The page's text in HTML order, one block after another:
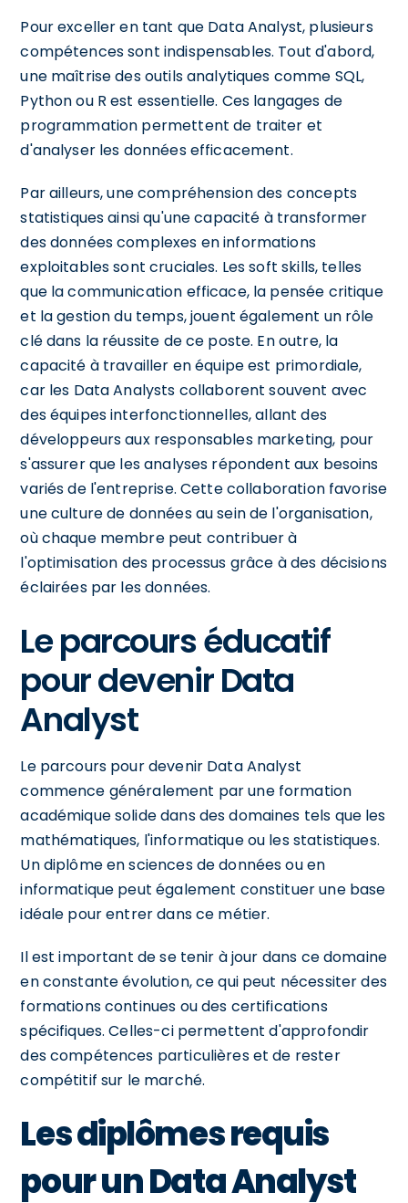
Pour exceller en tant que Data Analyst, plusieurs
compétences sont indispensables. Tout d'abord,
une maîtrise des outils analytiques comme SQL,
Python ou R est essentielle. Ces langages de
programmation permettent de traiter et
d'analyser les données efficacement.
Par ailleurs, une compréhension des concepts
statistiques ainsi qu'une capacité à transformer
des données complexes en informations
exploitables sont cruciales. Les soft skills, telles
que la communication efficace, la pensée critique
et la gestion du temps, jouent également un rôle
clé dans la réussite de ce poste. En outre, la
capacité à travailler en équipe est primordiale,
car les Data Analysts collaborent souvent avec
des équipes interfonctionnelles, allant des
développeurs aux responsables marketing, pour
s'assurer que les analyses répondent aux besoins
variés de l'entreprise. Cette collaboration favorise
une culture de données au sein de l'organisation,
où chaque membre peut contribuer à
l'optimisation des processus grâce à des décisions
éclairées par les données.
Le parcours éducatif
pour devenir Data
Analyst
Le parcours pour devenir Data Analyst
commence généralement par une formation
académique solide dans des domaines tels que les
mathématiques, l'informatique ou les statistiques.
Un diplôme en sciences de données ou en
informatique peut également constituer une base
idéale pour entrer dans ce métier.
Il est important de se tenir à jour dans ce domaine
en constante évolution, ce qui peut nécessiter des
formations continues ou des certifications
spécifiques. Celles-ci permettent d'approfondir
des compétences particulières et de rester
compétitif sur le marché.
Les diplômes requis
pour un Data Analyst